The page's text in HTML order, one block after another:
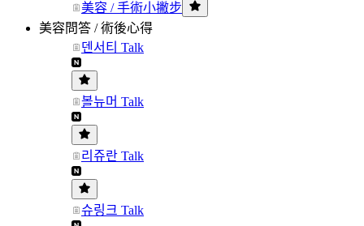
美容 / 手術小撇步
美容問答 / 術後心得
덴서티 Talk
볼뉴머 Talk
리쥬란 Talk
슈링크 Talk